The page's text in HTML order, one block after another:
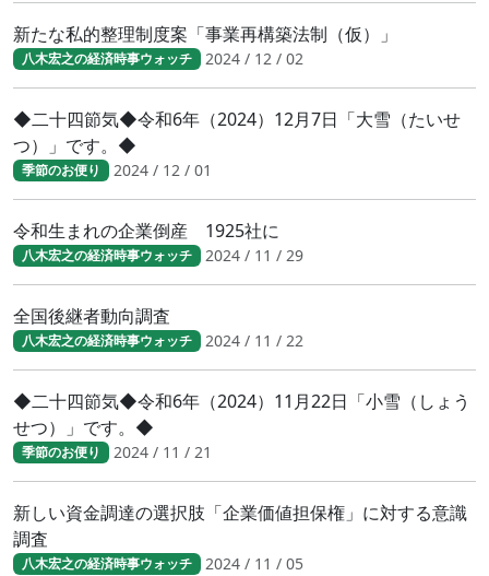
新たな私的整理制度案「事業再構築法制（仮）」
八木宏之の経済時事ウォッチ 2024 / 12 / 02
◆二十四節気◆令和6年（2024）12月7日「大雪（たいせ
つ）」です。◆
季節のお便り 2024 / 12 / 01
令和生まれの企業倒産 1925社に
八木宏之の経済時事ウォッチ 2024 / 11 / 29
全国後継者動向調査
八木宏之の経済時事ウォッチ 2024 / 11 / 22
◆二十四節気◆令和6年（2024）11月22日「小雪（しょう
せつ）」です。◆
季節のお便り 2024 / 11 / 21
新しい資金調達の選択肢「企業価値担保権」に対する意識
調査
八木宏之の経済時事ウォッチ 2024 / 11 / 05